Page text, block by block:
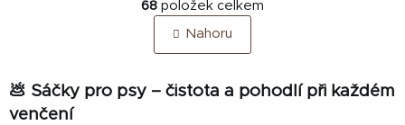
v
l
á
d
a
r
á
n
k
v
68 položek celkem
Nahoru
💩 Sáčky pro psy – čistota a pohodlí při každém
venčení